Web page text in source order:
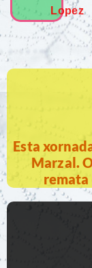
Lopez
Esta
Marzal.
remata